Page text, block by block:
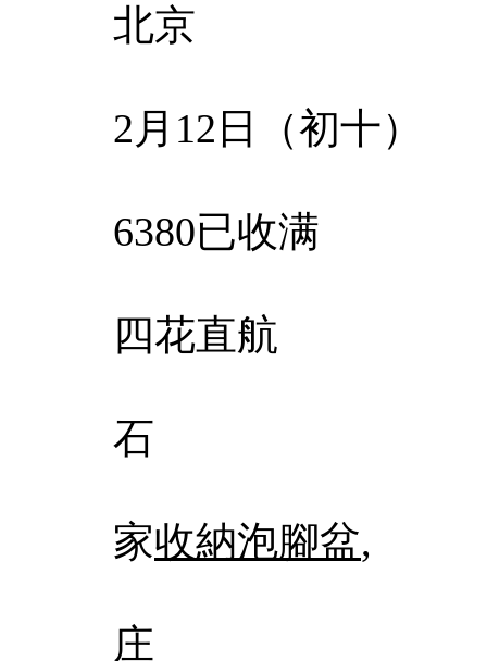
北京
2月12日（初十）
6380已收满
四花直航
石
家收納泡腳盆,
庄